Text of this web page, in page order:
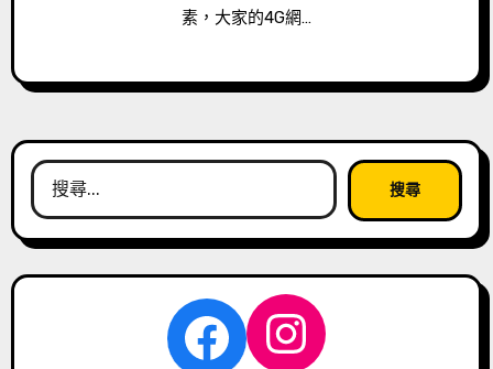
素，大家的4G網…
搜
尋
關
Facebook